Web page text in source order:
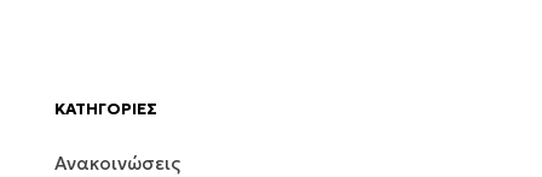
KΑΤΗΓΟΡΙΕΣ
Ανακοινώσεις